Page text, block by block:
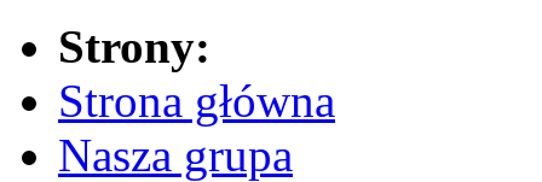
Strony:
Strona główna
Nasza grupa